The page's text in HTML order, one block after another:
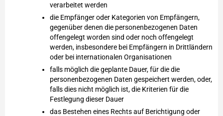
verarbeitet werden
die Empfänger oder Kategorien von Empfängern,
gegenüber denen die personenbezogenen Daten
offengelegt worden sind oder noch offengelegt
werden, insbesondere bei Empfängern in Drittländern
oder bei internationalen Organisationen
falls möglich die geplante Dauer, für die die
personenbezogenen Daten gespeichert werden, oder,
falls dies nicht möglich ist, die Kriterien für die
Festlegung dieser Dauer
das Bestehen eines Rechts auf Berichtigung oder